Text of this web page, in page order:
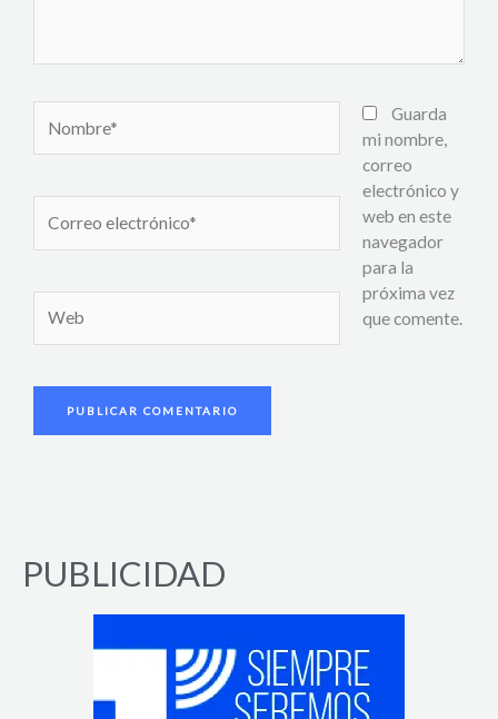
electrónico*
Guarda
mi nombre,
correo
electrónico y
web en este
navegador
para la
próxima vez
que comente.
PUBLICIDAD